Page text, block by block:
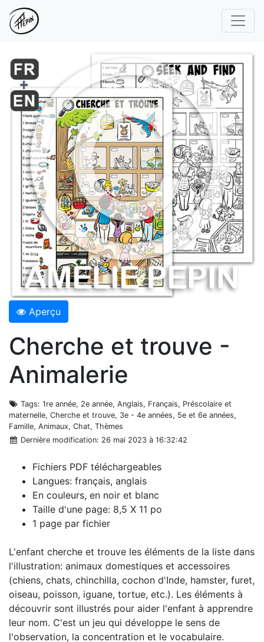
Aperçu
Cherche et trouve -
Animalerie
Tags: 1re année, 2e année, Anglais, Français, Préscolaire et
maternelle, Cherche et trouve, 3e - 4e années, 5e et 6e années,
Famille, Animaux, Chat, Thèmes
Dernière modification: 26 mai 2023 à 16:32:42
Fichiers PDF téléchargeables
Langues: français, anglais
En couleurs, en noir et blanc
Taille d'une page: 8,5 X 11 po
1 page par fichier
L'enfant cherche et trouve les éléments de la liste dans
l'illustration: animaux domestiques et accessoires
(chiens, chats, chinchilla, cochon d'Inde, hamster, furet,
oiseau, poisson, iguane, tortue, etc.). Les éléments à
découvrir sont illustrés pour aider l'enfant à apprendre
leur nom. C'est un jeu qui développe le sens de
l'observation, la concentration et le vocabulaire.